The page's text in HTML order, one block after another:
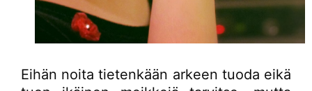
Eihän noita tietenkään arkeen tuoda eikä